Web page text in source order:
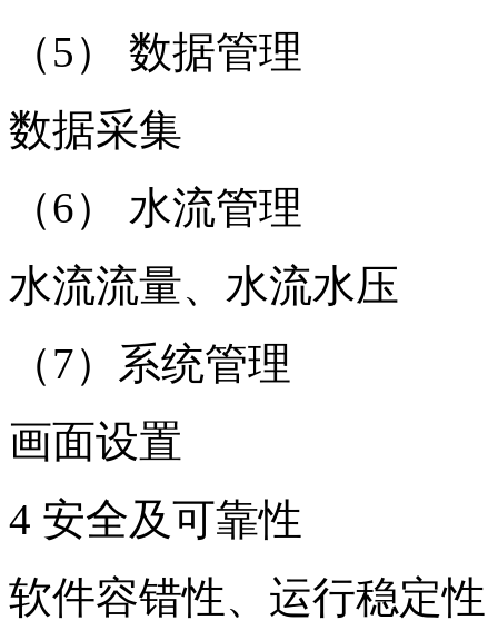
（5） 数据管理
数据采集
（6） 水流管理
水流流量、水流水压
（7）系统管理
画面设置
4 安全及可靠性
软件容错性、运行稳定性